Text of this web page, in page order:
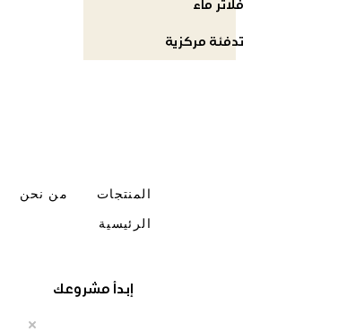
فلاتر ماء
تدفئة مركزية
إبدأ مشروعك
من نحن
المنتجات
الرئيسية